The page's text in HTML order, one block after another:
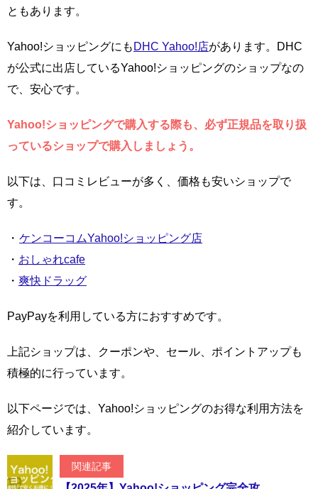
ともあります。
Yahoo!ショッピングにも DHC Yahoo!店があります。DHC
が公式に出店しているYahoo!ショッピングのショップなの
で、安心です。
Yahoo!ショッピングで購入する際も、必ず正規品を取り扱
っているショップで購入しましょう。
以下は、口コミレビューが多く、価格も安いショップで
す。
・ ケンコーコムYahoo!ショッピング店
・ おしゃれcafe
・ 爽快ドラッグ
PayPayを利用している方におすすめです。
上記ショップは、クーポンや、セール、ポイントアップも
積極的に行っています。
以下ページでは、Yahoo!ショッピングのお得な利用方法を
紹介しています。
関連記事